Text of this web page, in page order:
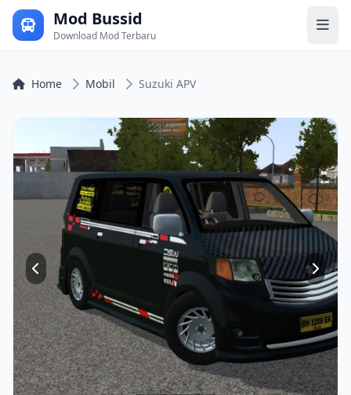
Mod Bussid
Download Mod Terbaru
Home Mobil Suzuki APV